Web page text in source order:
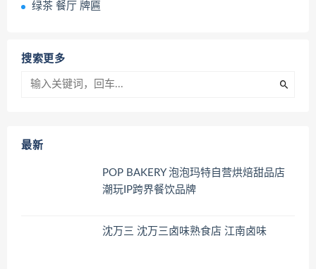
绿茶 餐厅 牌匾
搜索更多
最新
POP BAKERY 泡泡玛特自营烘焙甜品店
潮玩IP跨界餐饮品牌
沈万三 沈万三卤味熟食店 江南卤味